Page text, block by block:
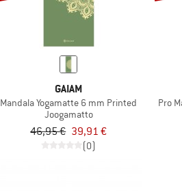
GAIAM
Mandala Yogamatte 6 mm Printed
Joogamatto
46,95 € 39,91 €
(0)
Pro